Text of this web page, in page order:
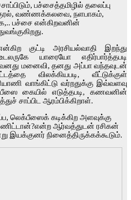
பச்சைத்தமிழில் தலைப்பு
வண்ணக்கலவை, நளபாகம்,
பச்சை என்கிறவனின்
குட்டி அரசியல்வாதி இறந்து
யாரையோ எதிர்பார்த்தபடி
மனைவி, தனது அப்பா வந்தவுடன்
விலக்கியபடி, வீட்டுக்குள்
வாங்கிட்டு வர்றதுக்கு இவ்வளவு
பீஸை கையில் எடுத்தபடி, கணவனின்
சாப்பிட ஆரம்பிக்கிறாள்.
லெக்பீஸைக் கடிக்கிற அளவுக்கு
ஆர்வத்துடன் ரசிகன்
இயக்குனர் நினைத்திருக்கக்கூடும்.